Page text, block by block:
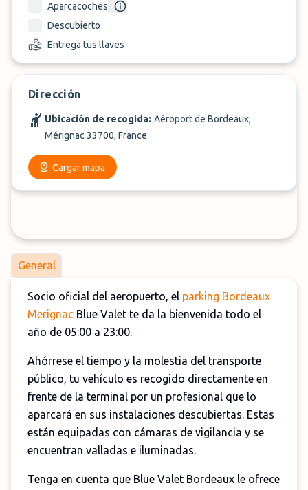
Aparcacoches
Descubierto
Entrega tus llaves
Dirección
Ubicación de recogida: Aéroport de Bordeaux,
Mérignac 33700, France
Cargar mapa
General
Socio oficial del aeropuerto, el parking Bordeaux
Merignac Blue Valet te da la bienvenida todo el
año de 05:00 a 23:00.
Ahórrese el tiempo y la molestia del transporte
público, tu vehículo es recogido directamente en
frente de la terminal por un profesional que lo
aparcará en sus instalaciones descubiertas. Estas
están equipadas con cámaras de vigilancia y se
encuentran valladas e iluminadas.
Tenga en cuenta que Blue Valet Bordeaux le ofrece